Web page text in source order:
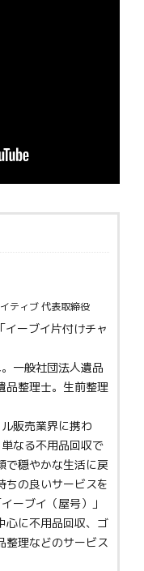
ティブ 代表取締役
イーブイ片付けチャ
一般社団法人遺品
品整理士。生前整理
販売業界に携わ
なる不用品回収で
で穏やかな生活に戻
ちの良いサービスを
ーブイ（屋号）」
心に不用品回収、ゴ
整理などのサービス